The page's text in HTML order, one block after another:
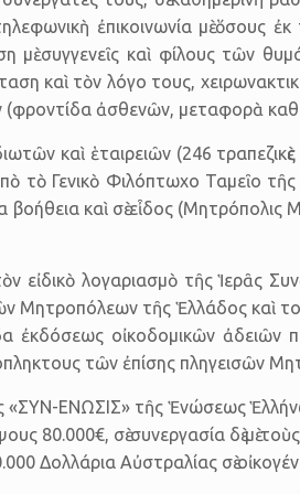
ἐπικοινωνία μὲ ὅσους
συγγενεῖς καὶ φίλους τῶν
καὶ τὸν λόγο τους,
(φροντίδα ἀσθενῶν, μεταφορὰ
καὶ ἑταιρειῶν (246
τὸ Γενικὸ Φιλόπτωχο Ταμεῖο
καὶ σὲ εἶδος (Μητρόπολις
εἰδικὸ λογαριασμὸ τῆς Ἱερᾶς
Μητρο­πόλεων τῆς Ἑλλάδος καὶ
ἐκδόσεως οἰκοδομικῶν
τῶν ἐπίσης πληγεισῶν
«ΣΥΝ-ΕΝΩΣΙΣ» τῆς Ἑνώσεως
80.000€, σὲ συνεργασία δὲ μὲ
Δολλάρια Αὐστραλίας σὲ